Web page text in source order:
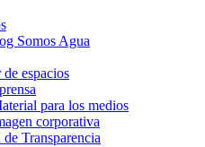
Somos Agua
espacios
para los medios
corporativa
de Transparencia